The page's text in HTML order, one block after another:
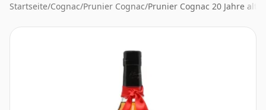
Startseite/Cognac/Prunier Cognac/Prunier Cognac 20 Jahre alt